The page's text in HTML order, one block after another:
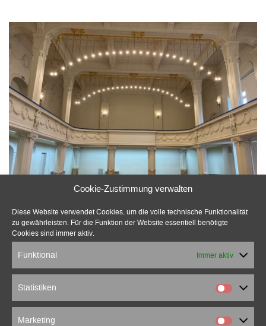
Cookie-Zustimmung verwalten
Diese Website verwendet Cookies, um die volle technische Funktionalität
zu gewährleisten. Für die Funktion der Website essentiell benötigte
Cookies sind immer aktiv.
Funktional Immer aktiv
Statistiken
Marketing